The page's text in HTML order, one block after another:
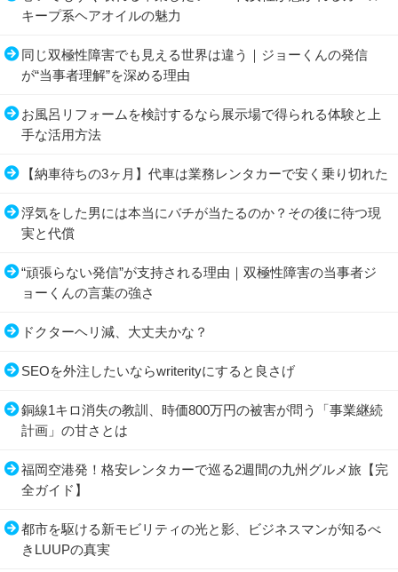
キープ系ヘアオイルの魅力
同じ双極性障害でも見える世界は違う｜ジョーくんの発信
が“当事者理解”を深める理由
お風呂リフォームを検討するなら展示場で得られる体験と上
手な活用方法
【納車待ちの3ヶ月】代車は業務レンタカーで安く乗り切れた
浮気をした男には本当にバチが当たるのか？その後に待つ現
実と代償
“頑張らない発信”が支持される理由｜双極性障害の当事者ジ
ョーくんの言葉の強さ
ドクターヘリ減、大丈夫かな？
SEOを外注したいならwriterityにすると良さげ
銅線1キロ消失の教訓、時価800万円の被害が問う「事業継続
計画」の甘さとは
福岡空港発！格安レンタカーで巡る2週間の九州グルメ旅【完
全ガイド】
都市を駆ける新モビリティの光と影、ビジネスマンが知るべ
きLUUPの真実